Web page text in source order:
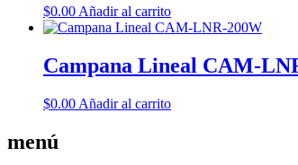
$0.00Añadir al carrito
Campana Lineal CAM-
$0.00 Añadir al carrito
menú